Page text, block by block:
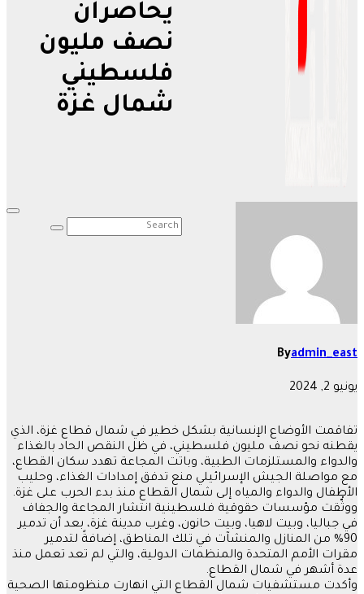
يحاصران
نصف مليون
فلسطيني
شمال غزة
Byadmin_east
يونيو 2, 2024
تفاقمت الأوضاع الإنسانية بشكل خطير في شمال قطاع غزة، الذي
يقطنه نحو نصف مليون فلسطيني، في ظل النقص الحاد بالغذاء
والدواء والمستلزمات الطبية، وباتت المجاعة تهدد سكان القطاع،
مع مواصلة الجيش الإسرائيلي منع تدفق إمدادات الغذاء، وحليب
الأطفال والدواء والمياه إلى شمال القطاع منذ بدء الحرب على غزة.
ووثّْقت مؤسسات حقوقية فلسطينية انتشار المجاعة والجفاف
في جباليا، وبيت لاهيا، وبيت حانون، وغرب مدينة غزة، بعد أن تدمير
90% من المنازل والمنشآت في تلك المناطق، إضافةً لتدمير
مقرات الأمم المتحدة والمنظمات الدولية، والتي لم تعد تعمل منذ
عدة أشهر في شمال القطاع.
وأكدت مستشفيات شمال القطاع التي انهارت منظومتها الصحية